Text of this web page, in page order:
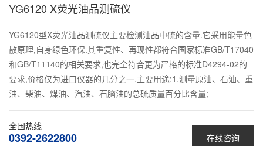
YG6120 X荧光油品测硫仪
YG6120型X荧光油品测硫仪主要检测油品中硫的含量.它采用能量色
散原理,自身绿色环保.其重复性、再现性都符合国家标准GB/T17040
和GB/T11140的相关要求,也完全符合更为严格的标准D4294-02的
要求,价格仅为进口仪器的几分之一.主要用途:1.测量原油、石油、重
油、柴油、煤油、汽油、石脑油的总硫质量百分比含量;
在线咨询
全国热线
0392-2622800